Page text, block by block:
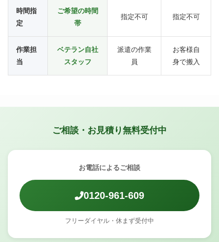
時間指
定
ご希望の時間
帯
指定不可 指定不可
作業担
当
ベテラン自社
スタッフ
派遣の作業
員
お客様自
身で搬入
ご相談・お見積り無料受付中
お電話によるご相談
0120-961-609
フリーダイヤル・休まず受付中